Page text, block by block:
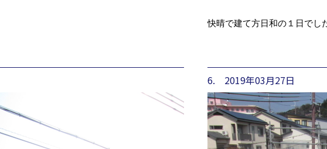
快晴で建て方日和の１日でし
6. 2019年03月27日